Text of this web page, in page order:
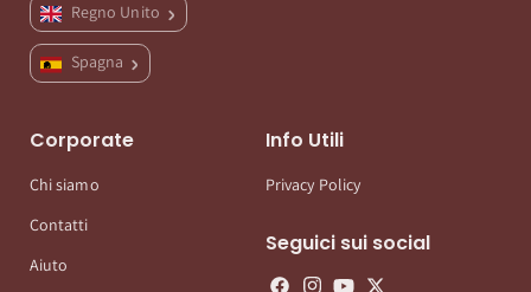
Regno Unito
Spagna
Corporate
Chi siamo
Contatti
Aiuto
Info Utili
Privacy Policy
Seguici sui social